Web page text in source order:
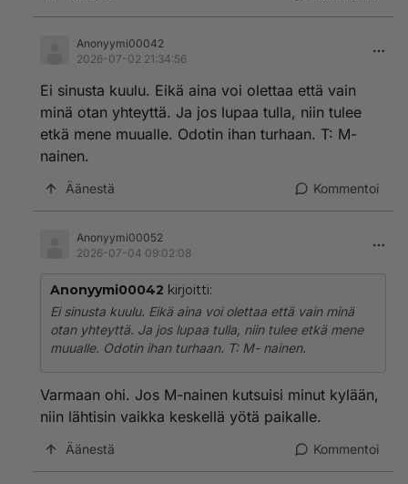
Anonyymi00042
2026-07-02 21:34:56
Ei sinusta kuulu. Eikä aina voi olettaa että vain
minä otan yhteyttä. Ja jos lupaa tulla, niin tulee
etkä mene muualle. Odotin ihan turhaan. T: M-
nainen.
Äänestä Kommentoi
Anonyymi00052
2026-07-04 09:02:08
Anonyymi00042 kirjoitti:
Ei sinusta kuulu. Eikä aina voi olettaa että vain minä
otan yhteyttä. Ja jos lupaa tulla, niin tulee etkä mene
muualle. Odotin ihan turhaan. T: M- nainen.
Varmaan ohi. Jos M-nainen kutsuisi minut kylään,
niin lähtisin vaikka keskellä yötä paikalle.
Äänestä Kommentoi